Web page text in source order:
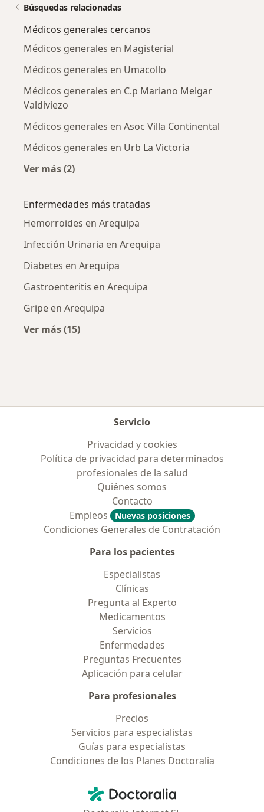
Búsquedas relacionadas
Médicos generales cercanos
Médicos generales en Magisterial
Médicos generales en Umacollo
Médicos generales en C.p Mariano Melgar
Valdiviezo
Médicos generales en Asoc Villa Continental
Médicos generales en Urb La Victoria
Ver más (2)
Enfermedades más tratadas
Hemorroides en Arequipa
Infección Urinaria en Arequipa
Diabetes en Arequipa
Gastroenteritis en Arequipa
Gripe en Arequipa
Ver más (15)
Servicio
Privacidad y cookies
Política de privacidad para determinados
profesionales de la salud
Quiénes somos
Contacto
Empleos
Nuevas posiciones
Condiciones Generales de Contratación
Para los pacientes
Especialistas
Clínicas
Pregunta al Experto
Medicamentos
Servicios
Enfermedades
Preguntas Frecuentes
Aplicación para celular
Para profesionales
Precios
Servicios para especialistas
Guías para especialistas
Condiciones de los Planes Doctoralia
Doctoralia - Página de inicio